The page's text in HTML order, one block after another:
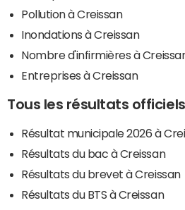
Pollution à Creissan
Inondations à Creissan
Nombre d'infirmières à
Entreprises à Creissan
Tous les résultats
Résultat municipale 2026 à
Résultats du bac à Creissan
Résultats du brevet à Creissan
Résultats du BTS à Creissan